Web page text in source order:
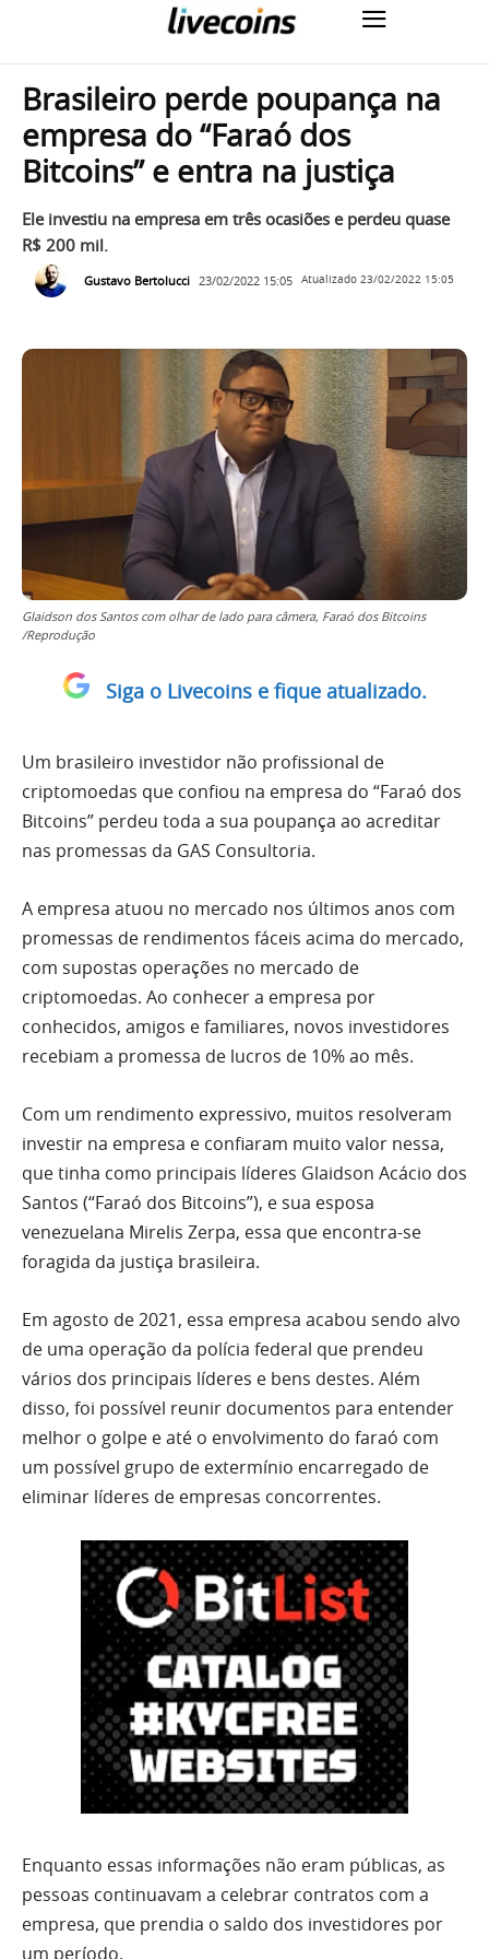
Brasileiro perde poupança na
empresa do “Faraó dos
Bitcoins” e entra na justiça
Ele investiu na empresa em três ocasiões e perdeu quase
R$ 200 mil.
Gustavo Bertolucci 23/02/2022 15:05 Atualizado 23/02/2022 15:05
Glaidson dos Santos com olhar de lado para câmera, Faraó dos Bitcoins
/Reprodução
Siga o Livecoins e fique atualizado.
Um brasileiro investidor não profissional de
criptomoedas que confiou na empresa do “Faraó dos
Bitcoins” perdeu toda a sua poupança ao acreditar
nas promessas da GAS Consultoria.
A empresa atuou no mercado nos últimos anos com
promessas de rendimentos fáceis acima do mercado,
com supostas operações no mercado de
criptomoedas. Ao conhecer a empresa por
conhecidos, amigos e familiares, novos investidores
recebiam a promessa de lucros de 10% ao mês.
Com um rendimento expressivo, muitos resolveram
investir na empresa e confiaram muito valor nessa,
que tinha como principais líderes Glaidson Acácio dos
Santos (“Faraó dos Bitcoins”), e sua esposa
venezuelana Mirelis Zerpa, essa que encontra-se
foragida da justiça brasileira.
Em agosto de 2021, essa empresa acabou sendo alvo
de uma operação da polícia federal que prendeu
vários dos principais líderes e bens destes. Além
disso, foi possível reunir documentos para entender
melhor o golpe e até o envolvimento do faraó com
um possível grupo de extermínio encarregado de
eliminar líderes de empresas concorrentes.
Enquanto essas informações não eram públicas, as
pessoas continuavam a celebrar contratos com a
empresa, que prendia o saldo dos investidores por
um período.